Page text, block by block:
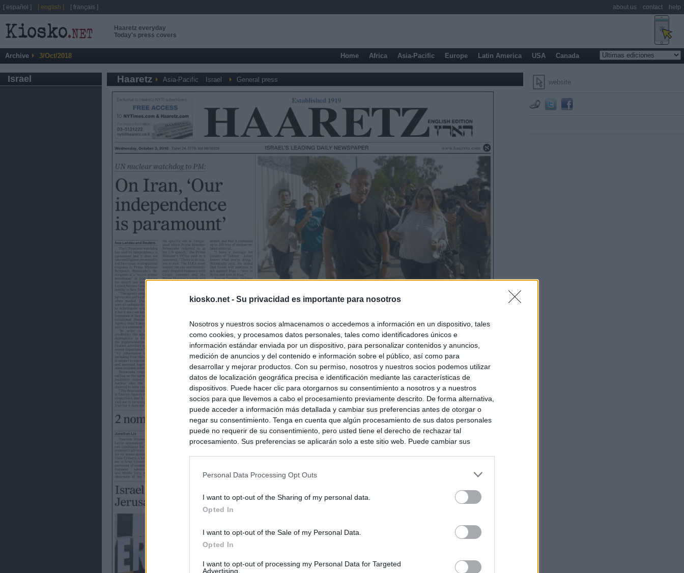
kiosko.net - Su privacidad es importante para nosotros
Nosotros y nuestros socios almacenamos o accedemos a información en un dispositivo, tales
como cookies, y procesamos datos personales, tales como identificadores únicos e
información estándar enviada por un dispositivo, para personalizar contenidos y anuncios,
medición de anuncios y del contenido e información sobre el público, así como para
desarrollar y mejorar productos. Con su permiso, nosotros y nuestros socios podemos utilizar
datos de localización geográfica precisa e identificación mediante las características de
dispositivos. Puede hacer clic para otorgarnos su consentimiento a nosotros y a nuestros
socios para que llevemos a cabo el procesamiento previamente descrito. De forma alternativa,
puede acceder a información más detallada y cambiar sus preferencias antes de otorgar o
negar su consentimiento. Tenga en cuenta que algún procesamiento de sus datos personales
puede no requerir de su consentimiento, pero usted tiene el derecho de rechazar tal
procesamiento. Sus preferencias se aplicarán solo a este sitio web. Puede cambiar sus
Personal Data Processing Opt Outs
I want to opt-out of the Sharing of my personal data.
Opted In
I want to opt-out of the Sale of my Personal Data.
Opted In
I want to opt-out of processing my Personal Data for Targeted
Advertising.
Haaretz everyday
Today's press covers
Archive 3/Oct/2018 Home Africa Asia-Pacific Europe Latin America USA Canada
Israel website
Haaretz Asia-Pacific Israel General press
[ español ] [ english ] [ français ] about us contact help